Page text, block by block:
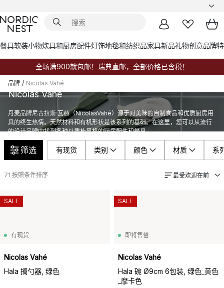
餐具软装小物炊具和厨房配件灯饰地毯和纺织品家具新品礼物创意品牌
全场满900就包邮！瑞典直邮，全部价格已含税！
品牌 / Nicolas Vahé
Nicolas Vahé
丹麦品牌尼古拉斯·瓦赫（NicolasVahé）源于对美味的自制食品和优质厨房用
具的终生热情。天然材料和有机形状是该系列的基础。在这里，您可以从流行
的设计品牌中找到各种以质朴风格的厨房配件和餐具。
筛选 有现货 类别 颜色 材质 系
71 按照条件排序 最受欢迎在前
有现货
Nicolas Vahé
Hala 搁勺器, 绿色
SALE
即将售罄
Nicolas Vahé
Hala 碗 Ø9cm 6包装, 绿色_黄色
_摩卡色
SALE